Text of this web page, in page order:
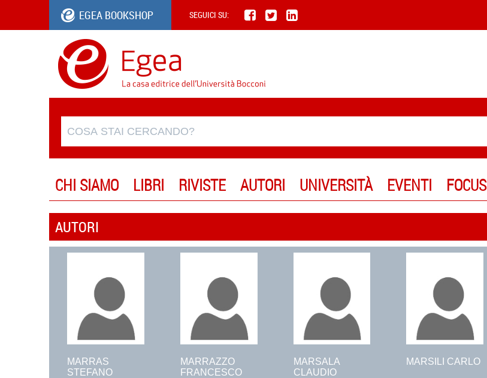
EGEA BOOKSHOP SEGUICI SU:
CHI SIAMO LIBRI RIVISTE AUTORI UNIVERSITÀ EVENTI FOCUS
AUTORI
MARRAS
STEFANO
MARRAZZO
FRANCESCO
MARSALA
CLAUDIO
MARSILI CARLO